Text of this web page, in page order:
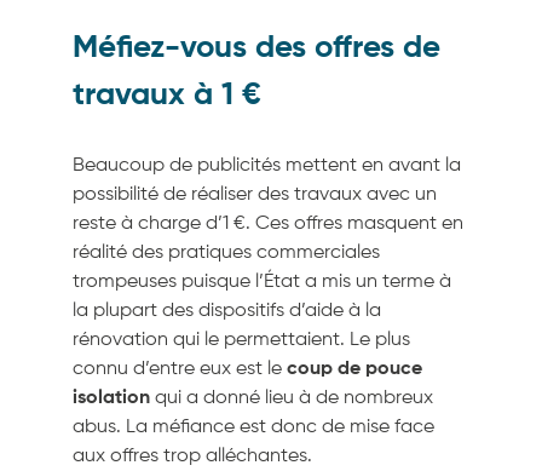
Méfiez-vous des offres de
travaux à 1 €
Beaucoup de publicités mettent en avant la
possibilité de réaliser des travaux avec un
reste à charge d’1 €. Ces offres masquent en
réalité des pratiques commerciales
trompeuses puisque l’État a mis un terme à
la plupart des dispositifs d’aide à la
rénovation qui le permettaient. Le plus
connu d’entre eux est le coup de pouce
isolation qui a donné lieu à de nombreux
abus. La méfiance est donc de mise face
aux offres trop alléchantes.